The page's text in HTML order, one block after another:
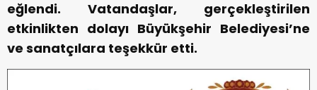
eğlendi. Vatandaşlar, gerçekleştirilen
etkinlikten dolayı Büyükşehir Belediyesi’ne
ve sanatçılara teşekkür etti.